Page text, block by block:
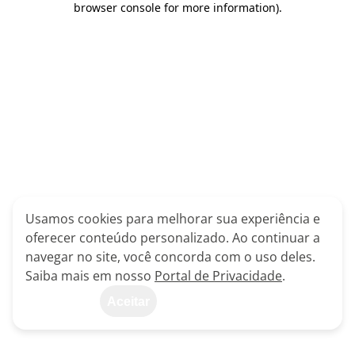
browser console for more information).
Usamos cookies para melhorar sua experiência e
oferecer conteúdo personalizado. Ao continuar a
navegar no site, você concorda com o uso deles.
Saiba mais em nosso Portal de Privacidade.